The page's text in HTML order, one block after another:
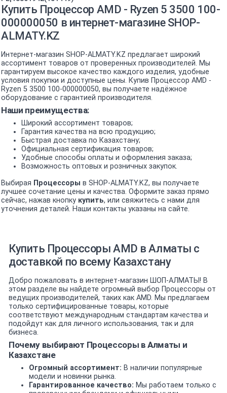
Купить Процессор AMD - Ryzen 5 3500 100-
000000050 в интернет-магазине SHOP-
ALMATY.KZ
Интернет-магазин SHOP-ALMATY.KZ предлагает широкий
ассортимент товаров от проверенных производителей. Мы
гарантируем высокое качество каждого изделия, удобные
условия покупки и доступные цены. Купив Процессор AMD -
Ryzen 5 3500 100-000000050, вы получаете надёжное
оборудование с гарантией производителя.
Наши преимущества:
Широкий ассортимент товаров;
Гарантия качества на всю продукцию;
Быстрая доставка по Казахстану;
Официальная сертификация товаров;
Удобные способы оплаты и оформления заказа;
Возможность оптовых и розничных закупок.
Выбирая Процессоры в SHOP-ALMATY.KZ, вы получаете
лучшее сочетание цены и качества. Оформите заказ прямо
сейчас, нажав кнопку купить, или свяжитесь с нами для
уточнения деталей. Наши контакты указаны на сайте.
Купить Процессоры AMD в Алматы с
доставкой по всему Казахстану
Добро пожаловать в интернет-магазин ШОП-АЛМАТЫ! В
этом разделе вы найдете огромный выбор Процессоры от
ведущих производителей, таких как AMD. Мы предлагаем
только сертифицированные товары, которые
соответствуют международным стандартам качества и
подойдут как для личного использования, так и для
бизнеса.
Почему выбирают Процессоры в Алматы и
Казахстане
Огромный ассортимент: В наличии популярные
модели и новинки рынка.
Гарантированное качество: Мы работаем только с